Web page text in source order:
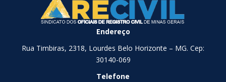
Endereço
Rua Timbiras, 2318, Lourdes Belo Horizonte – MG. Cep:
30140-069
Telefone